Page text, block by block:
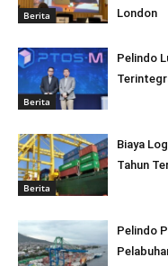
Berita
London
Berita
Pelindo
Berita
Biaya
Tahun
Pelindo